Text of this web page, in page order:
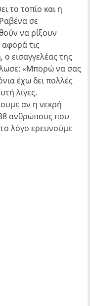
το τοπίο και η
σε
να ρίξουν
τις
εισαγγελέας της
«Μπορώ να σας
έχω δει πολλές
λίγες.
αν η νεκρή
38 ανθρώπους που
λόγο ερευνούμε